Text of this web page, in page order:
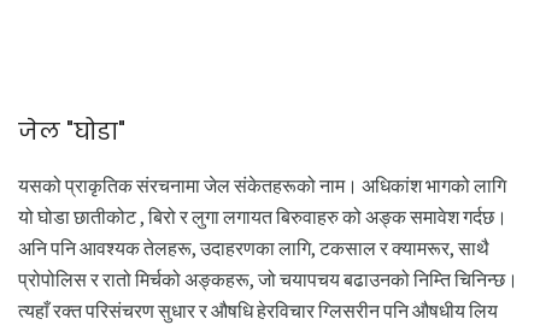
जेल "घोडा"
यसको प्राकृतिक संरचनामा जेल संकेतहरूको नाम। अधिकांश भागको लागि
यो घोडा छातीकोट , बिरो र लुगा लगायत बिरुवाहरु को अङ्क समावेश गर्दछ।
अनि पनि आवश्यक तेलहरू, उदाहरणका लागि, टकसाल र क्यामरूर, साथै
प्रोपोलिस र रातो मिर्चको अङ्कहरू, जो चयापचय बढाउनको निम्ति चिनिन्छ।
त्यहाँ रक्त परिसंचरण सुधार र औषधि हेरविचार ग्लिसरीन पनि औषधीय लिय